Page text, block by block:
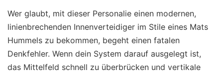
Wer glaubt, mit dieser Personalie einen modernen,
linienbrechenden Innenverteidiger im Stile eines Mats
Hummels zu bekommen, begeht einen fatalen
Denkfehler. Wenn dein System darauf ausgelegt ist,
das Mittelfeld schnell zu überbrücken und vertikale